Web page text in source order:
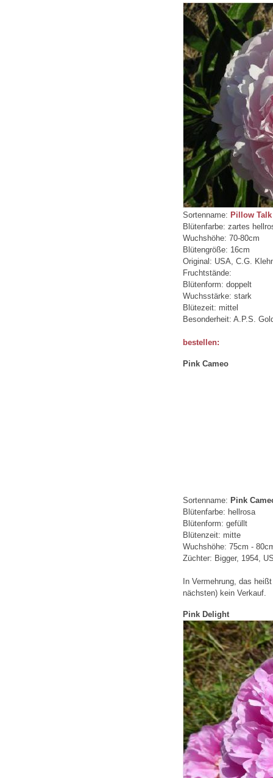
Sortenname: Pillow Talk
Blütenfarbe: zartes
Wuchshöhe: 70-80cm
Blütengröße: 16cm
Original: USA, C.G.
Fruchtstände:
Blütenform: doppelt
Wuchsstärke: stark
Blütezeit: mittel
Besonderheit: A.P.S.
bestellen:
Pink Cameo
Sortenname: Pink
Blütenfarbe: hellrosa
Blütenform: gefüllt
Blütenzeit: mitte
Wuchshöhe: 75cm -
Züchter: Bigger, 1954,
In Vermehrung, das
nächsten) kein Verkauf.
Pink Delight